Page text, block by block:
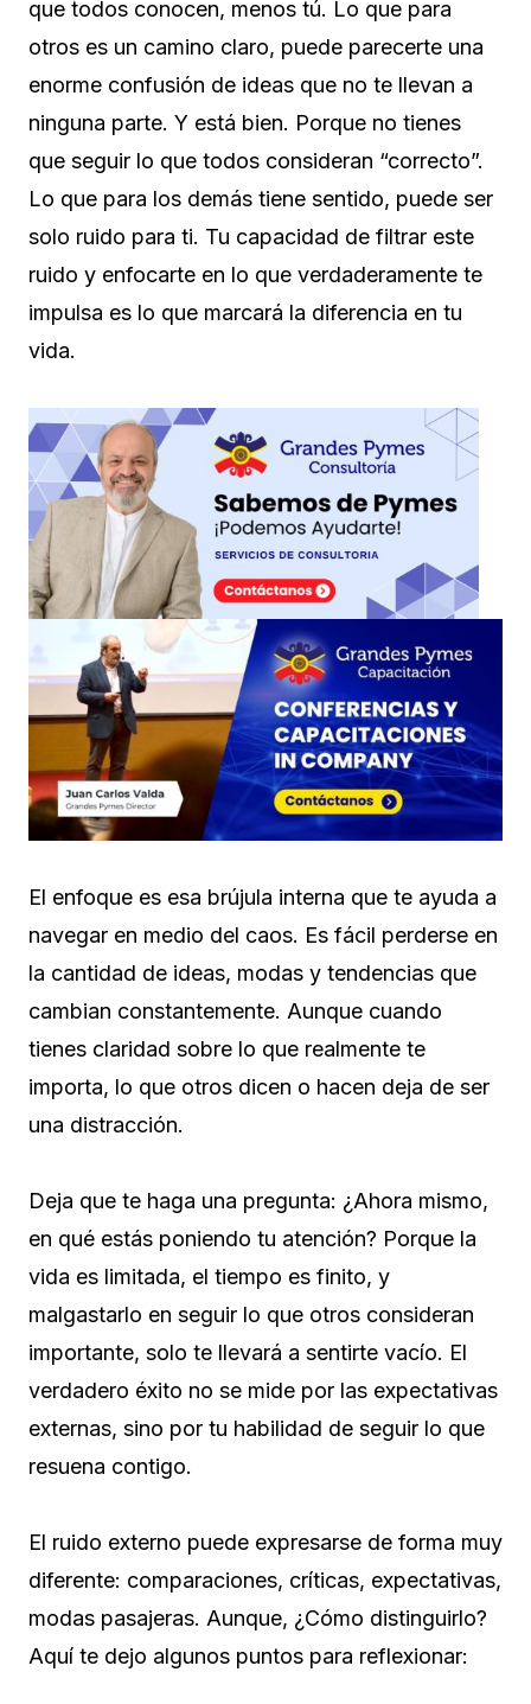
que todos conocen, menos tú. Lo que para
otros es un camino claro, puede parecerte una
enorme confusión de ideas que no te llevan a
ninguna parte. Y está bien. Porque no tienes
que seguir lo que todos consideran “correcto”.
Lo que para los demás tiene sentido, puede ser
solo ruido para ti. Tu capacidad de filtrar este
ruido y enfocarte en lo que verdaderamente te
impulsa es lo que marcará la diferencia en tu
vida.
El enfoque es esa brújula interna que te ayuda a
navegar en medio del caos. Es fácil perderse en
la cantidad de ideas, modas y tendencias que
cambian constantemente. Aunque cuando
tienes claridad sobre lo que realmente te
importa, lo que otros dicen o hacen deja de ser
una distracción.
Deja que te haga una pregunta: ¿Ahora mismo,
en qué estás poniendo tu atención? Porque la
vida es limitada, el tiempo es finito, y
malgastarlo en seguir lo que otros consideran
importante, solo te llevará a sentirte vacío. El
verdadero éxito no se mide por las expectativas
externas, sino por tu habilidad de seguir lo que
resuena contigo.
El ruido externo puede expresarse de forma muy
diferente: comparaciones, críticas, expectativas,
modas pasajeras. Aunque, ¿Cómo distinguirlo?
Aquí te dejo algunos puntos para reflexionar: